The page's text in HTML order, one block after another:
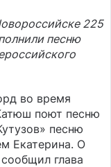
225
песню
во время
поют песню
песню
Екатерина. О
глава